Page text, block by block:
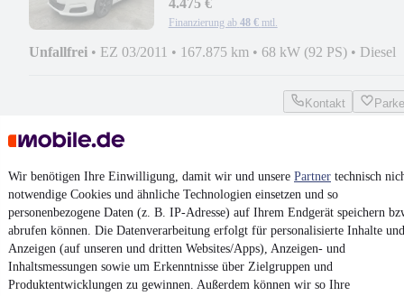
Wir benötigen Ihre Einwilligung, damit wir und unsere Partner technisch
notwendige Cookies und ähnliche Technologien einsetzen und so
personenbezogene Daten (z. B. IP-Adresse) auf Ihrem Endgerät speichern
abrufen können. Die Datenverarbeitung erfolgt für personalisierte Inhalte und
Anzeigen (auf unseren und dritten Websites/Apps), Anzeigen- und
Inhaltsmessungen sowie um Erkenntnisse über Zielgruppen und
Produktentwicklungen zu gewinnen. Außerdem können wir so Ihre
Finanzierung ab 48 € mtl.
Unfallfrei • EZ 03/2011 • 167.875 km • 68 kW (92 PS) • Diesel
Kontakt
¹MwSt. ausweisbar
4.6 Sterne
Nutze mobile.de schnell und einfach
App installieren